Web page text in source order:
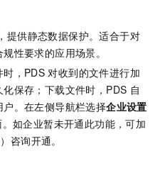
提供静态数据保护。适合于对
性要求的应用场景。
时，PDS 对收到的文件进行加
保存；下载文件时，PDS 自
。在左侧导航栏选择企业设置
如企业暂未开通此功能，可加
咨询开通。